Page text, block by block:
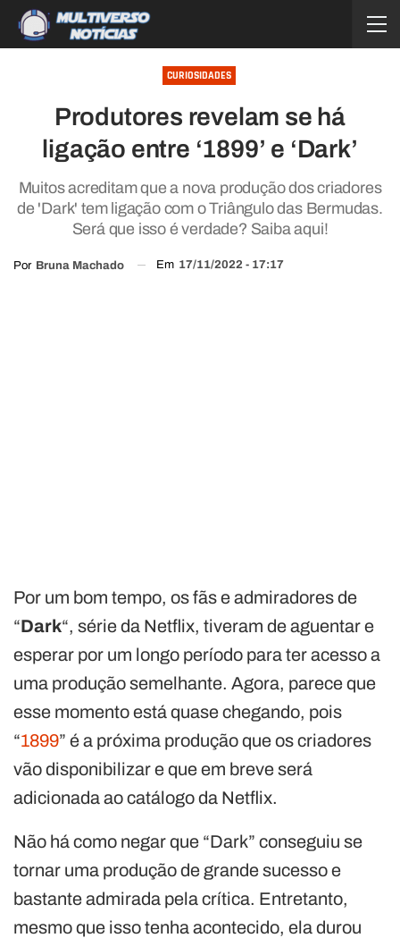
CURIOSIDADES
Produtores revelam se há
ligação entre ‘1899’ e ‘Dark’
Muitos acreditam que a nova produção dos criadores
de 'Dark' tem ligação com o Triângulo das Bermudas.
Será que isso é verdade? Saiba aqui!
Por Bruna Machado Em 17/11/2022 - 17:17
Por um bom tempo, os fãs e admiradores de
“Dark“, série da Netflix, tiveram de aguentar e
esperar por um longo período para ter acesso a
uma produção semelhante. Agora, parece que
esse momento está quase chegando, pois
“1899” é a próxima produção que os criadores
vão disponibilizar e que em breve será
adicionada ao catálogo da Netflix.
Não há como negar que “Dark” conseguiu se
tornar uma produção de grande sucesso e
bastante admirada pela crítica. Entretanto,
mesmo que isso tenha acontecido, ela durou